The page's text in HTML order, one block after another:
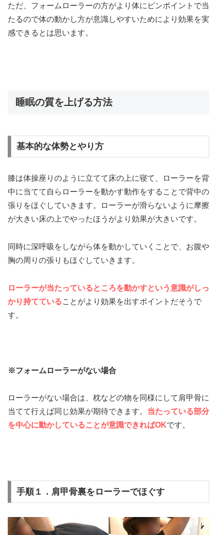
ただ、フォームローラーの方がより体にピンポイントで当
たるので体の動かし方が意識しやすいためにより効果を実
感できるとは思います。
睡眠の質を上げる方法
基本的な体勢とやり方
膝は体操座りのように立てて床の上に寝て、ローラーを背
中に当てて自らローラーを動かす動作をすることで背中の
張りをほぐしていきます。ローラーが滑らないように摩擦
が大きい床の上でやったほうがより効果が大きいです。
同時に深呼吸をしながら体を動かしていくことで、お腹や
胸の周りの張りもほぐしていきます。
ローラーが当たっているところを動かすという意識がしっ
かり持てていることがより効果を出すポイントだそうで
す。
※フォームローラーがない場合
ローラーがない場合は、枕などの物を同様にして肩甲骨に
当てて行えば同じ効果が期待できます。 当たっている部分
を中心に動かしていることが意識できればOKです。
手順１．肩甲骨裏をローラーでほぐす